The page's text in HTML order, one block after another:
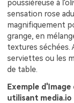
poussiéreuse à
sensation rose
magnifiquement
grange, en
textures séchées.
serviettes ou les
de table.
Exemple
utilisant media.io